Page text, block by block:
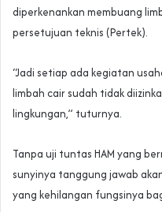
diperkenankan membuang
persetujuan teknis (Pertek).
“Jadi setiap ada kegiatan
limbah cair sudah tidak
lingkungan,” tuturnya.
Tanpa uji tuntas HAM yang
sunyinya tanggung jawab
yang kehilangan fungsinya